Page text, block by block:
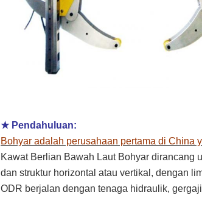
★ Pendahuluan:
Bohyar adalah perusahaan pertama di China
Kawat Berlian Bawah Laut Bohyar dirancang
dan struktur horizontal atau vertikal, dengan
ODR berjalan dengan tenaga hidraulik,